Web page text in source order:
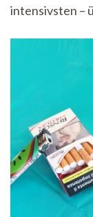
intensivsten –